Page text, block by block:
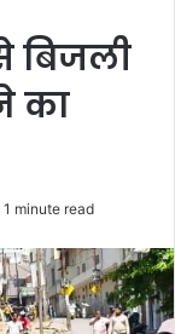
बिजली
का
1 minute read